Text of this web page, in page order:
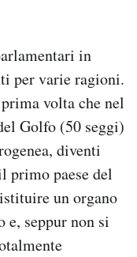
in
per varie ragioni.
volta che nel
Golfo (50 seggi)
diventi
primo paese del
un organo
e, seppur non si